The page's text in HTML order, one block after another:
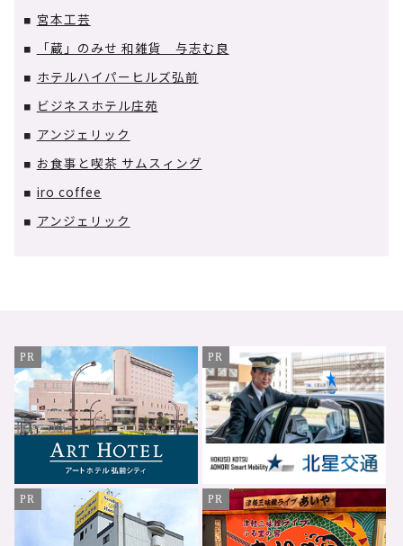
■ 宮本工芸
■ 「蔵」のみせ 和雑貨 与志む良
■ ホテルハイパーヒルズ弘前
■ ビジネスホテル庄苑
■ アンジェリック
■ お食事と喫茶 サムスィング
■ iro coffee
■ アンジェリック
PR PR
PR PR